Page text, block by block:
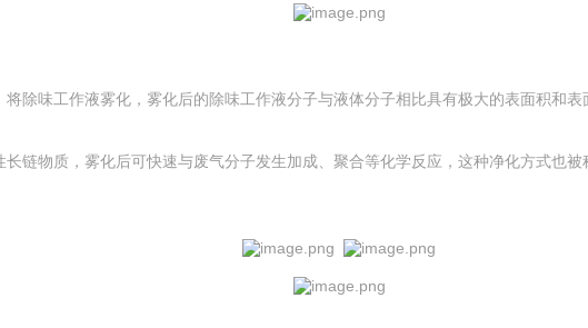
除味工作液雾化，雾化后的除味工作液分子与液体分子相比具有极大的表面积和
链物质，雾化后可快速与废气分子发生加成、聚合等化学反应，这种净化方式也